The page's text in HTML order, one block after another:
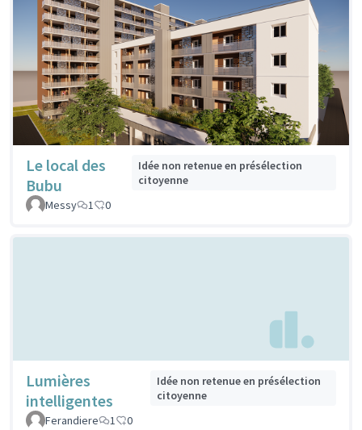
Le local des
Bubu
Idée non retenue en présélection
citoyenne
Messy
1 0
Lumières
intelligentes
Idée non retenue en présélection
citoyenne
Ferandiere
1 0